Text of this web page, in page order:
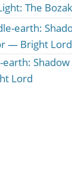
The
earth:
Lord